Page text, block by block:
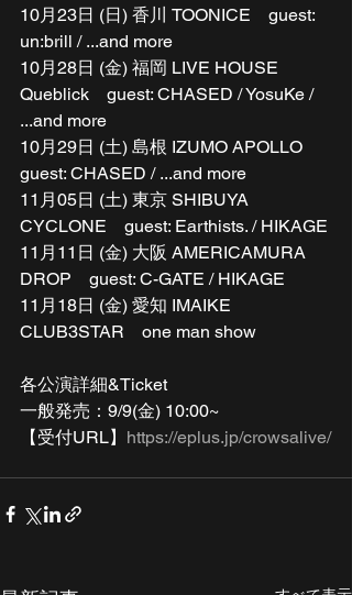
10月23日 (日) 香川 TOONICE　guest:
un:brill / ...and more
10月28日 (金) 福岡 LIVE HOUSE
Queblick　guest: CHASED / YosuKe /
...and more
10月29日 (土) 島根 IZUMO APOLLO
guest: CHASED / ...and more
11月05日 (土) 東京 SHIBUYA
CYCLONE　guest: Earthists. / HIKAGE
11月11日 (金) 大阪 AMERICAMURA
DROP　guest: C-GATE / HIKAGE
11月18日 (金) 愛知 IMAIKE
CLUB3STAR　one man show
各公演詳細&Ticket
一般発売：9/9(金) 10:00~
【受付URL】 https://eplus.jp/crowsalive/